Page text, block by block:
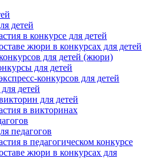
детей
в конкурсе для детей
жюри в конкурсах для детей
для детей (жюри)
для детей
конкурсов для детей
детей
для детей
в викторинах
педагогов
в педагогическом конкурсе
жюри в конкурсах для